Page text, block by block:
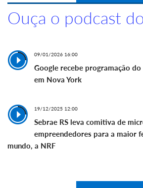
Ouça o podcast
09/01/2026 16:00
Google recebe programação do
em Nova York
19/12/2025 12:00
Sebrae RS leva comitiva de
empreendedores para a maior
mundo, a NRF